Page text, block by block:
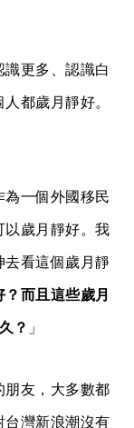
更多、認識白
都歲月靜好。
為一個外國移民
以歲月靜好。我
去看這個歲月靜
而且這些歲月
？ 」
朋友，大多數都
台灣新浪潮沒有